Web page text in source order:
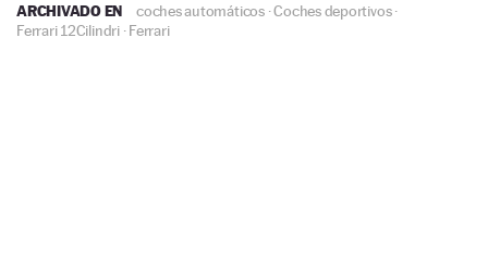
ARCHIVADO EN coches automáticos·Coches deportivos·
Ferrari 12Cilindri·Ferrari